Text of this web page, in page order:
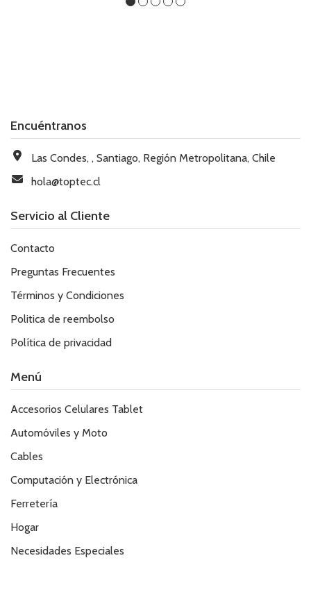
Encuéntranos
Las Condes, , Santiago, Región Metropolitana, Chile
hola@toptec.cl
Servicio al Cliente
Contacto
Preguntas Frecuentes
Términos y Condiciones
Politica de reembolso
Política de privacidad
Menú
Accesorios Celulares Tablet
Automóviles y Moto
Cables
Computación y Electrónica
Ferretería
Hogar
Necesidades Especiales